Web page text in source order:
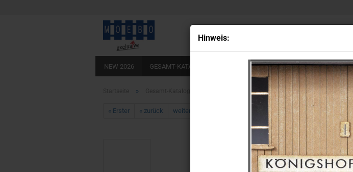
Hin­weis:
NEW 2026 GESAMT-KATALOG BAUGRÖSSE 0 BAUGRÖSSE HO
» TT- 9168 Eisenbahnerhaus "Mannheim" nach
« Erster « zurück weiter » Artikel in dieser Kategorie